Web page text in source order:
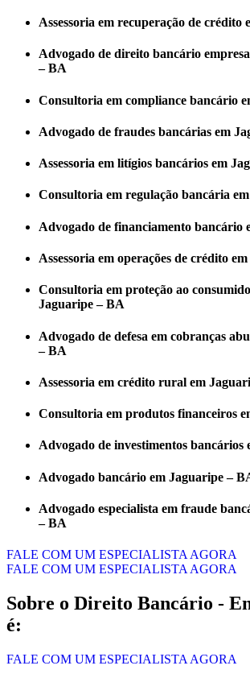
Assessoria em recuperação de crédito
Advogado de direito bancário
– BA
Consultoria em compliance bancário
Advogado de fraudes bancárias em
Assessoria em litígios bancários em
Consultoria em regulação bancária
Advogado de financiamento bancário
Assessoria em operações de crédito
Consultoria em proteção ao
Jaguaripe – BA
Advogado de defesa em cobranças
– BA
Assessoria em crédito rural em
Consultoria em produtos financeiros
Advogado de investimentos bancários
Advogado bancário em Jaguaripe –
Advogado especialista em fraude
– BA
FALE COM UM ESPECIALISTA AGORA
FALE COM UM ESPECIALISTA AGORA
Sobre o Direito Bancário -
é:
FALE COM UM ESPECIALISTA AGORA